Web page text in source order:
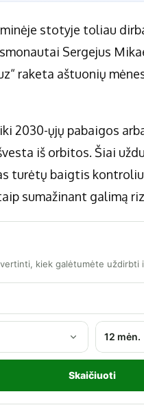
stotyje toliau
Sergejus
raketa aštuonių
2030-ųjų pabaigos
iš orbitos. Šiai
turėtų baigtis
sumažinant galimą